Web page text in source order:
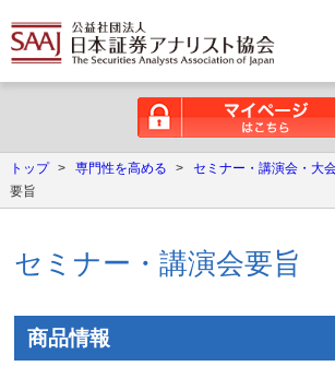
トップ > 専門性を高める > セミナー・講演会・大
要旨
セミナー・講演会要旨
商品情報